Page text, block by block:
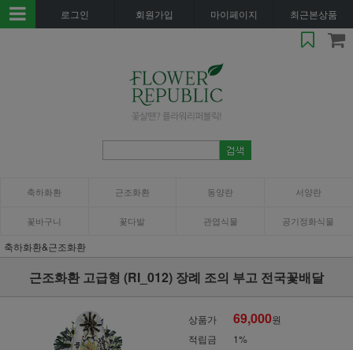
로그인 회원가입 마이페이지 최근본상품
축하화환 근조화환 동양란 서양란
꽃바구니 꽃다발 관엽식물 공기정화식물
축하화환&근조화환
근조화환 고급형 (RI_012) 장례 조의 부고 전국꽃배달
상품가 69,000원
적립금
1%